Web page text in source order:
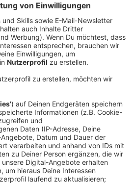
angestoßen werden.
06.11.2019 14:21
mit Institutionen und
entstanden sind - in der
Die 61 Millionen sind nur
Jahren soll mehr Geld